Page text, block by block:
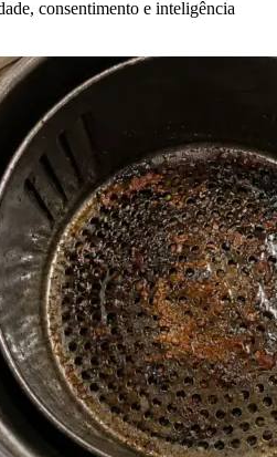
consentimento e inteligência